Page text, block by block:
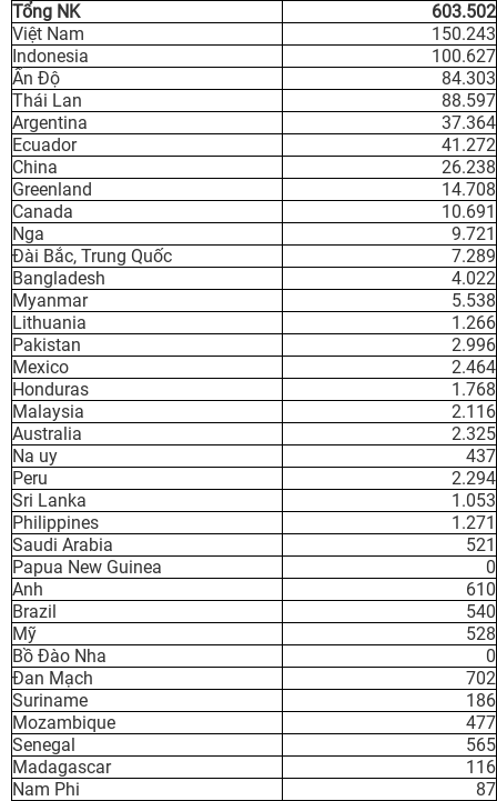
Tổng NK
603.502
Việt Nam
150.243
Indonesia
100.627
Ấn Độ
84.303
Thái Lan
88.597
Argentina
37.364
Ecuador
41.272
China
26.238
Greenland
14.708
Canada
10.691
Nga
9.721
Đài Bắc, Trung Quốc
7.289
Bangladesh
4.022
Myanmar
5.538
Lithuania
1.266
Pakistan
2.996
Mexico
2.464
Honduras
1.768
Malaysia
2.116
Australia
2.325
Na uy
437
Peru
2.294
Sri Lanka
1.053
Philippines
1.271
Saudi Arabia
521
Papua New Guinea
0
Anh
610
Brazil
540
Mỹ
528
Bồ Đào Nha
0
Đan Mạch
702
Suriname
186
Mozambique
477
Senegal
565
Madagascar
116
Nam Phi
87